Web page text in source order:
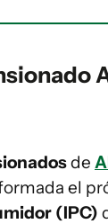
de
el
(IPC)